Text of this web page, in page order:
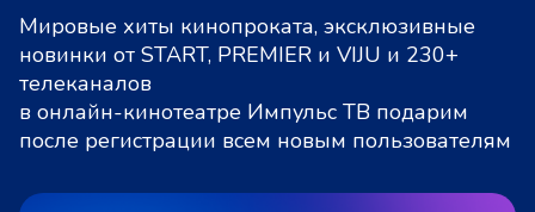
Мировые хиты кинопроката, эксклюзивные
новинки от START, PREMIER и VIJU и 230+
телеканалов
в онлайн-кинотеатре Импульс ТВ подарим
после регистрации всем новым пользователям